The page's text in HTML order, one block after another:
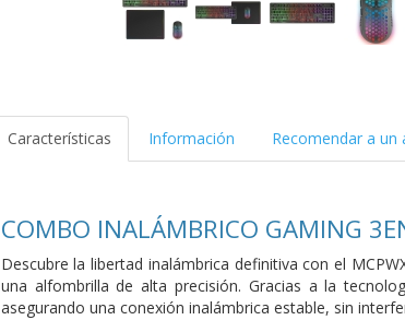
Características Información Recomendar a un
COMBO INALÁMBRICO GAMING
Descubre la libertad inalámbrica definitiva con el
una alfombrilla de alta precisión. Gracias a la
asegurando una conexión inalámbrica estable, sin